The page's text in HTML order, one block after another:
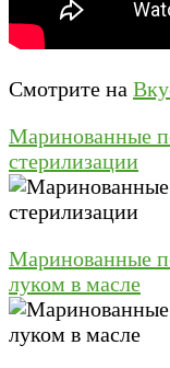
Смотрите на
Маринованные
стерилизации
Маринованные
луком в масле